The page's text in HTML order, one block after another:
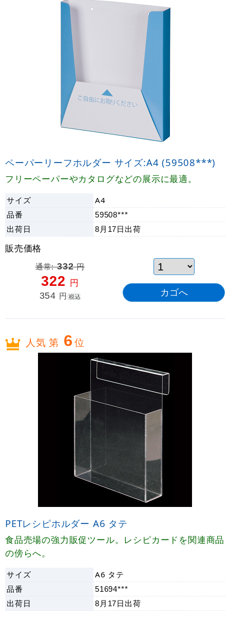
ペーパーリーフホルダー サイズ:A4 (59508***)
フリーペーパーやカタログなどの展示に最適。
サイズ
A4
品番
59508***
出荷日 8月17日 出荷
販売価格
通常:332円
322 円
354 円 税込
人気 第 6位
PETレシピホルダー A6 タテ
食品売場の強力販促ツール。レシピカードを関連商品
の傍らへ。
サイズ
A6 タテ
品番
51694***
出荷日 8月17日 出荷